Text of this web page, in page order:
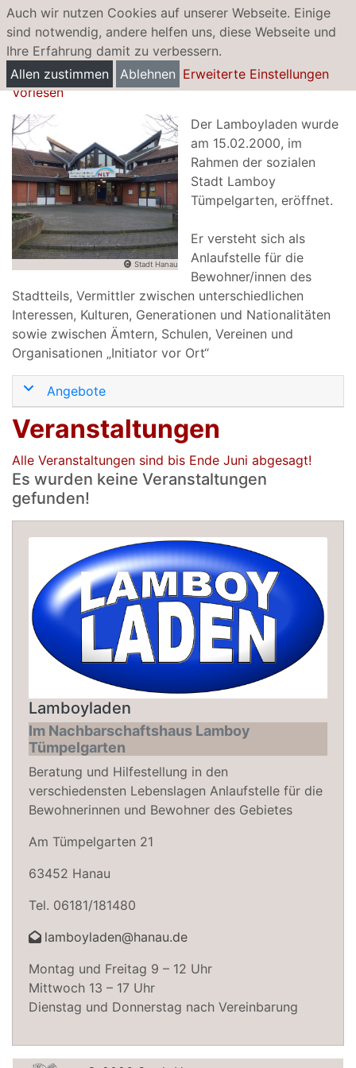
Auch wir nutzen Cookies auf unserer Webseite. Einige
sind notwendig, andere helfen uns, diese Webseite und
Ihre Erfahrung damit zu verbessern.
Allen zustimmen
Ablehnen Erweiterte Einstellungen
Lamboyladen
Vorlesen
Stadt Hanau
Der Lamboyladen wurde
am 15.02.2000, im
Rahmen der sozialen
Stadt Lamboy
Tümpelgarten, eröffnet.
Er versteht sich als
Anlaufstelle für die
Bewohner/innen des
Stadtteils, Vermittler zwischen unterschiedlichen
Interessen, Kulturen, Generationen und Nationalitäten
sowie zwischen Ämtern, Schulen, Vereinen und
Organisationen „Initiator vor Ort“
Angebote
Veranstaltungen
Alle Veranstaltungen sind bis Ende Juni abgesagt!
Es wurden keine Veranstaltungen
gefunden!
Lamboyladen
Im Nachbarschaftshaus Lamboy
Tümpelgarten
Beratung und Hilfestellung in den
verschiedensten Lebenslagen Anlaufstelle für die
Bewohnerinnen und Bewohner des Gebietes
Am Tümpelgarten 21
63452 Hanau
Tel. 06181/181480
lamboyladen@hanau.de
Montag und Freitag 9 – 12 Uhr
Mittwoch 13 – 17 Uhr
Dienstag und Donnerstag nach Vereinbarung